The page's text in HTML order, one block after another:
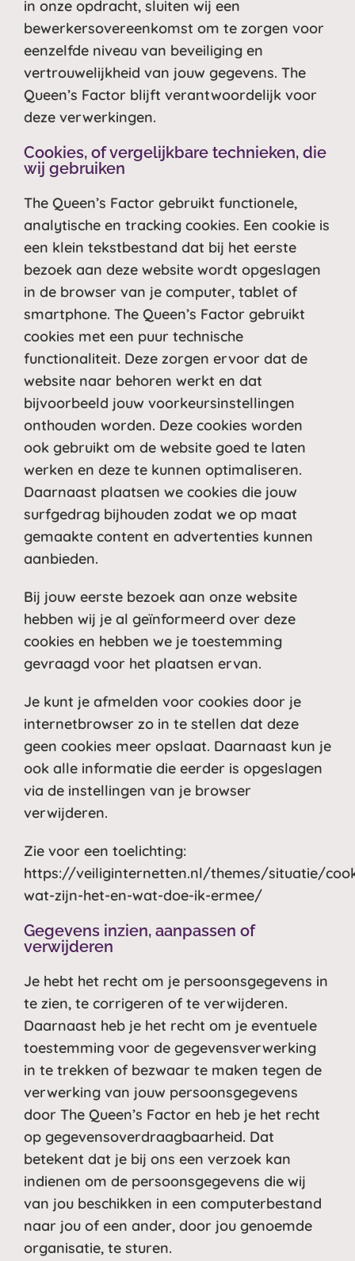
in onze opdracht, sluiten wij een
bewerkersovereenkomst om te zorgen voor
eenzelfde niveau van beveiliging en
vertrouwelijkheid van jouw gegevens. The
Queen’s Factor blijft verantwoordelijk voor
deze verwerkingen.
Cookies, of vergelijkbare technieken, die
wij gebruiken
The Queen’s Factor gebruikt functionele,
analytische en tracking cookies. Een cookie is
een klein tekstbestand dat bij het eerste
bezoek aan deze website wordt opgeslagen
in de browser van je computer, tablet of
smartphone. The Queen’s Factor gebruikt
cookies met een puur technische
functionaliteit. Deze zorgen ervoor dat de
website naar behoren werkt en dat
bijvoorbeeld jouw voorkeursinstellingen
onthouden worden. Deze cookies worden
ook gebruikt om de website goed te laten
werken en deze te kunnen optimaliseren.
Daarnaast plaatsen we cookies die jouw
surfgedrag bijhouden zodat we op maat
gemaakte content en advertenties kunnen
aanbieden.
Bij jouw eerste bezoek aan onze website
hebben wij je al geïnformeerd over deze
cookies en hebben we je toestemming
gevraagd voor het plaatsen ervan.
Je kunt je afmelden voor cookies door je
internetbrowser zo in te stellen dat deze
geen cookies meer opslaat. Daarnaast kun je
ook alle informatie die eerder is opgeslagen
via de instellingen van je browser
verwijderen.
Zie voor een toelichting:
https://veiliginternetten.nl/themes/situatie/
wat-zijn-het-en-wat-doe-ik-ermee/
Gegevens inzien, aanpassen of
verwijderen
Je hebt het recht om je persoonsgegevens in
te zien, te corrigeren of te verwijderen.
Daarnaast heb je het recht om je eventuele
toestemming voor de gegevensverwerking
in te trekken of bezwaar te maken tegen de
verwerking van jouw persoonsgegevens
door The Queen’s Factor en heb je het recht
op gegevensoverdraagbaarheid. Dat
betekent dat je bij ons een verzoek kan
indienen om de persoonsgegevens die wij
van jou beschikken in een computerbestand
naar jou of een ander, door jou genoemde
organisatie, te sturen.